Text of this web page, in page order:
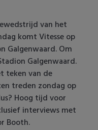
van het
komt Vitesse op
Galgenwaard. Om
Galgenwaard.
teken van de
treden zondag op
Hoog tijd voor
interviews met
Booth.